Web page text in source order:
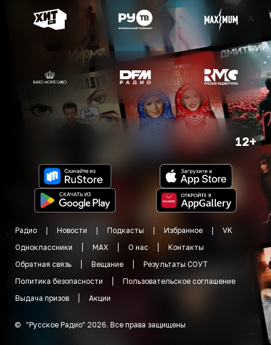
12+
Радио Новости Подкасты Избранное
VK
Одноклассники
MAX О нас
Контакты
Обратная связь
Вещание
Результаты СОУТ
Политика безопасности
Пользовательское соглашение
Выдача призов
Акции
© "Русское Радио" 2026. Все права защищены